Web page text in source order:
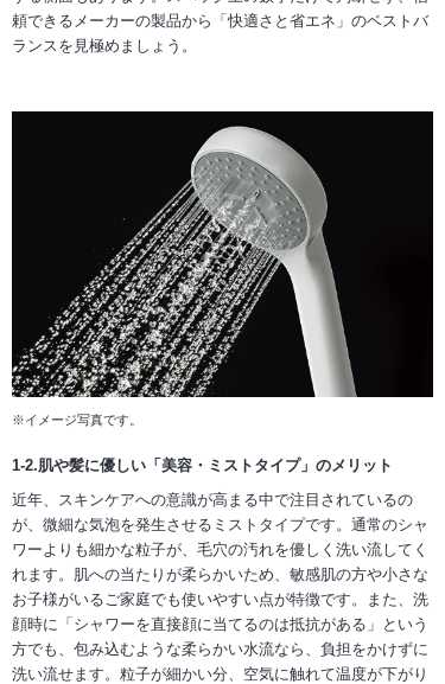
頼できるメーカーの製品から「快適さと省エネ」のベストバ
ランスを見極めましょう。
※イメージ写真です。
1-2.肌や髪に優しい「美容・ミストタイプ」のメリット
近年、スキンケアへの意識が高まる中で注目されているの
が、微細な気泡を発生させるミストタイプです。通常のシャ
ワーよりも細かな粒子が、毛穴の汚れを優しく洗い流してく
れます。肌への当たりが柔らかいため、敏感肌の方や小さな
お子様がいるご家庭でも使いやすい点が特徴です。また、洗
顔時に「シャワーを直接顔に当てるのは抵抗がある」という
方でも、包み込むような柔らかい水流なら、負担をかけずに
洗い流せます。粒子が細かい分、空気に触れて温度が下がり